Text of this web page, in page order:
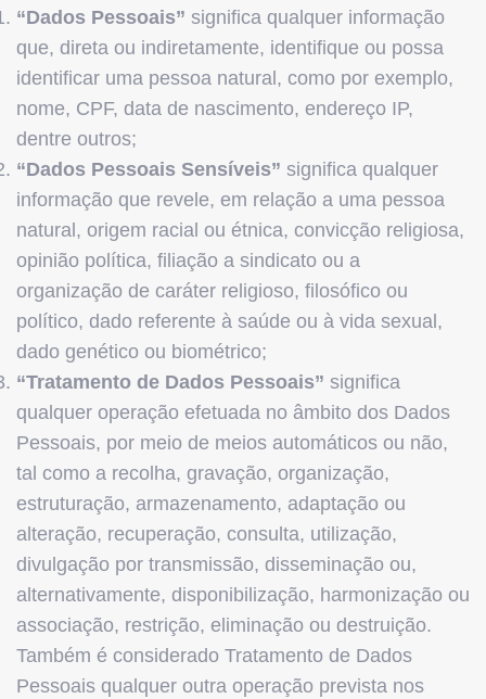
“Dados Pessoais” significa qualquer informação
que, direta ou indiretamente, identifique ou possa
identificar uma pessoa natural, como por exemplo,
nome, CPF, data de nascimento, endereço IP,
dentre outros;
“Dados Pessoais Sensíveis” significa qualquer
informação que revele, em relação a uma pessoa
natural, origem racial ou étnica, convicção religiosa,
opinião política, filiação a sindicato ou a
organização de caráter religioso, filosófico ou
político, dado referente à saúde ou à vida sexual,
dado genético ou biométrico;
“Tratamento de Dados Pessoais” significa
qualquer operação efetuada no âmbito dos Dados
Pessoais, por meio de meios automáticos ou não,
tal como a recolha, gravação, organização,
estruturação, armazenamento, adaptação ou
alteração, recuperação, consulta, utilização,
divulgação por transmissão, disseminação ou,
alternativamente, disponibilização, harmonização ou
associação, restrição, eliminação ou destruição.
Também é considerado Tratamento de Dados
Pessoais qualquer outra operação prevista nos